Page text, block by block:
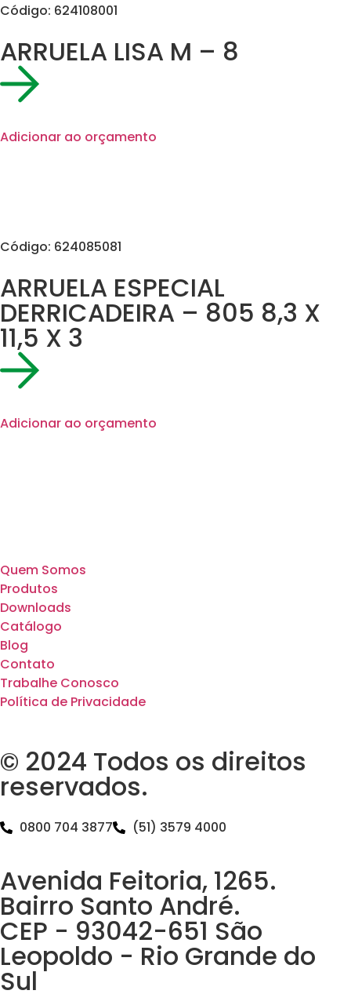
Código: 624108001
ARRUELA LISA M – 8
Adicionar ao orçamento
Código: 624085081
ARRUELA ESPECIAL
DERRICADEIRA – 805 8,3 X
11,5 X 3
Adicionar ao orçamento
Quem Somos
Produtos
Downloads
Catálogo
Blog
Contato
Trabalhe Conosco
Política de Privacidade
© 2024 Todos os direitos
reservados.
0800 704 3877 (51) 3579 4000
Avenida Feitoria, 1265.
Bairro Santo André.
CEP - 93042-651 São
Leopoldo - Rio Grande do
Sul